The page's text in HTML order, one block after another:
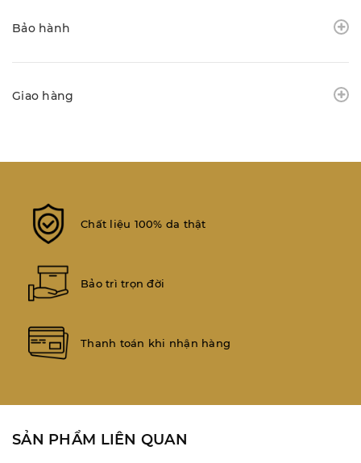
Bảo hành
Giao hàng
Chất liệu 100% da thật
Bảo trì trọn đời
Thanh toán khi nhận hàng
SẢN PHẨM LIÊN QUAN